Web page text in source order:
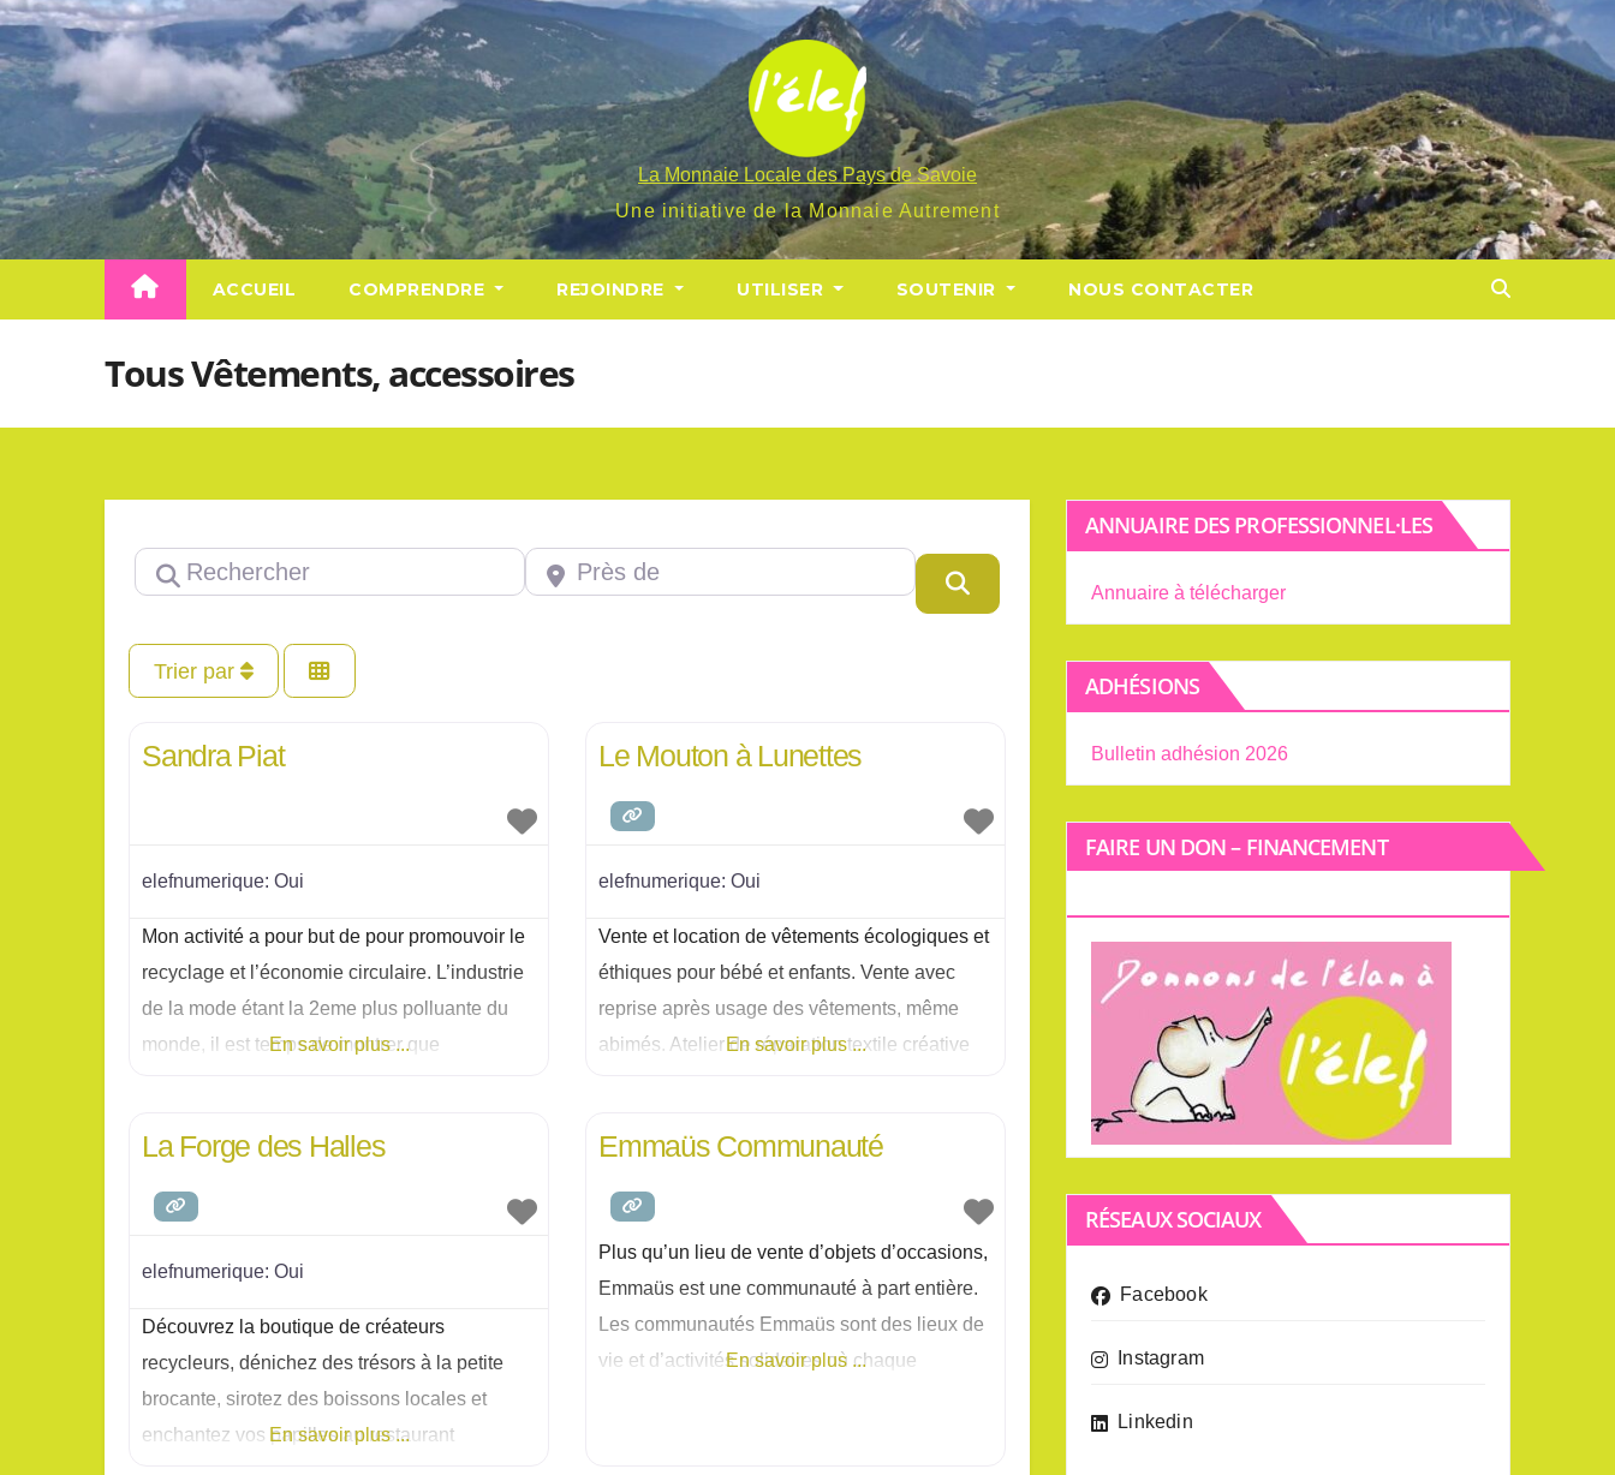
Skip
to
content
La Monnaie Locale des Pays de Savoie
Une initiative de la Monnaie Autrement
ACCUEIL COMPRENDRE REJOINDRE UTILISER SOUTENIR NOUS CONTACTER
Tous Vêtements, accessoires
Rechercher Près de
Rerchercher
Trier par
Sandra Piat
elefnumerique: Oui
Mon activité a pour but de pour promouvoir le
recyclage et l’économie circulaire. L’industrie
de la mode étant la 2eme plus polluante du
monde, il est temps de montrer que
En savoir plus ...
Le Mouton à Lunettes
elefnumerique: Oui
Vente et location de vêtements écologiques et
éthiques pour bébé et enfants. Vente avec
reprise après usage des vêtements, même
abimés. Atelier de réparation textile créative
En savoir plus ...
La Forge des Halles
elefnumerique: Oui
Découvrez la boutique de créateurs
recycleurs, dénichez des trésors à la petite
brocante, sirotez des boissons locales et
enchantez vos papilles au restaurant
En savoir plus ...
Emmaüs Communauté
Plus qu’un lieu de vente d’objets d’occasions,
Emmaüs est une communauté à part entière.
Les communautés Emmaüs sont des lieux de
vie et d’activités solidaires où chaque
En savoir plus ...
ANNUAIRE DES PROFESSIONNEL·LES
Annuaire à télécharger
ADHÉSIONS
Bulletin adhésion 2026
FAIRE UN DON – FINANCEMENT
RÉSEAUX SOCIAUX
Facebook
Instagram
Linkedin